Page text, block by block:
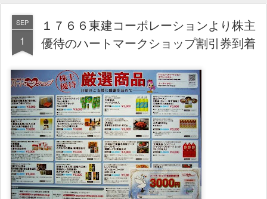
SEP
1
１７６６東建コーポレーションより株主
優待のハートマークショップ割引券到着